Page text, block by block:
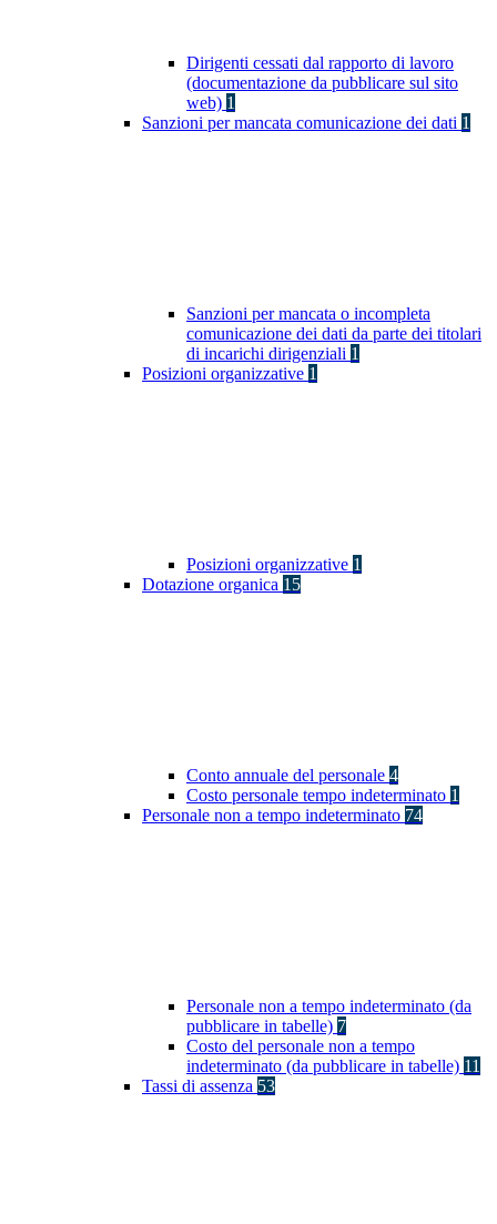
Dirigenti cessati dal rapporto di lavoro
(documentazione da pubblicare sul sito
web) 1
Sanzioni per mancata comunicazione dei dati 1
Sanzioni per mancata o incompleta
comunicazione dei dati da parte dei titolari
di incarichi dirigenziali 1
Posizioni organizzative 1
Posizioni organizzative 1
Dotazione organica 15
Conto annuale del personale 4
Costo personale tempo indeterminato 1
Personale non a tempo indeterminato 74
Personale non a tempo indeterminato (da
pubblicare in tabelle) 7
Costo del personale non a tempo
indeterminato (da pubblicare in tabelle) 11
Tassi di assenza 53